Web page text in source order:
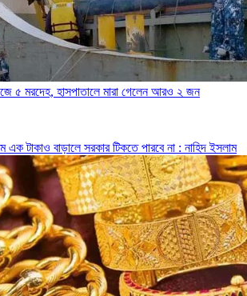
৫ মরদেহ, হাসপাতালে মারা গেলেন আরও ২ জন
এক টাকাও বাড়ালে সরকার টিকতে পারবে না : নাহিদ ইসলাম